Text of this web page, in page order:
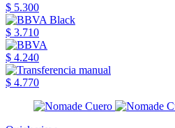
$ 5.300
$ 3.710
$ 4.240
$ 4.770